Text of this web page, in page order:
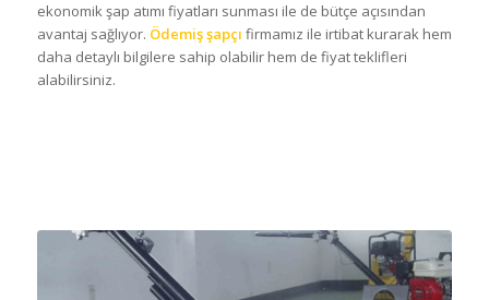
ekonomik şap atımı fiyatları sunması ile de bütçe açısından
avantaj sağlıyor. Ödemiş şapçı firmamız ile irtibat kurarak hem
daha detaylı bilgilere sahip olabilir hem de fiyat teklifleri
alabilirsiniz.